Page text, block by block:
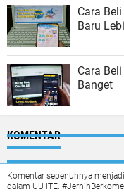
Cara
Baru
Cara
Banget
KOMENTAR
Komentar sepenuhnya
dalam UU ITE.